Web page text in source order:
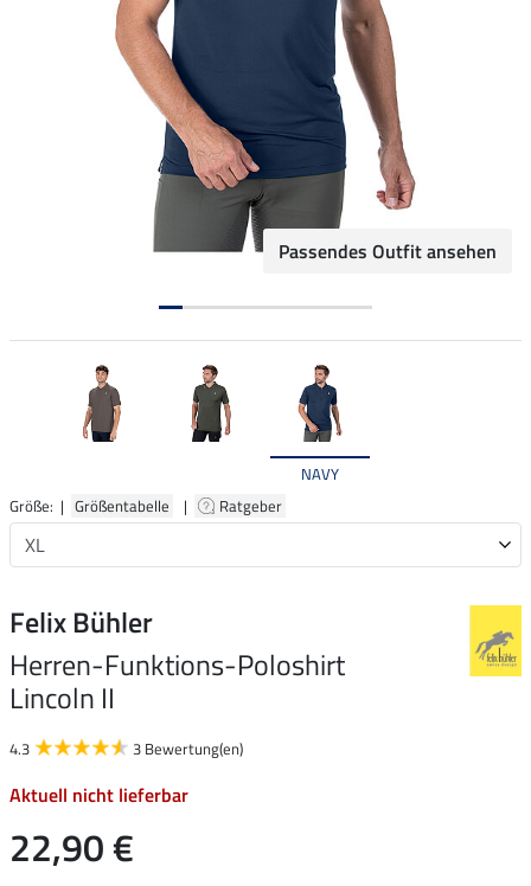
Passendes Outfit ansehen
NAVY
Größe: | Größentabelle | Ratgeber
Felix Bühler
Herren-Funktions-Poloshirt
Lincoln II
4.3 3 Bewertung(en)
Aktuell nicht lieferbar
22,90 €